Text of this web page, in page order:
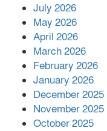
July 2026
May 2026
April 2026
March 2026
February 2026
January 2026
December 2025
November 2025
October 2025